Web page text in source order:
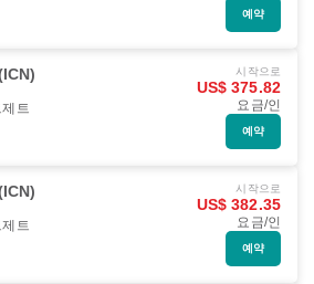
예약
트
시작으로
US$ 375.82
요금/인
예약
트
시작으로
US$ 382.35
요금/인
예약